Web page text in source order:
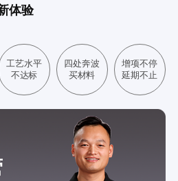
体验
工艺水平
不达标
四处奔波
买材料
增项不停
延期不止